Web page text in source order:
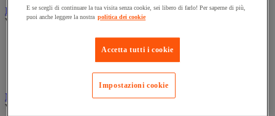
Ingrassaggio e lubrificazione
Vedi tutte le categorie
Attrezzi per lubrificazione
Lubrificante e sbloccante
Marcatura
Vedi tutte le categorie
E se scegli di continuare la tua visita senza cookie, sei libero di farlo! Per saperne di più,
puoi anche leggere la nostra politica dei cookie
Accetta tutti i cookie
Impostazioni cookie